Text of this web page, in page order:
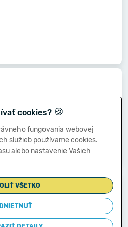
cookies? 🍪
fungovania webovej
služieb používame cookies.
alebo nastavenie Vašich
VŠETKO